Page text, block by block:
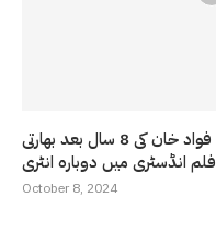
فواد خان کی 8 سال بعد بھارتی
فلم انڈسٹری میں دوبارہ انٹری
October 8, 2024